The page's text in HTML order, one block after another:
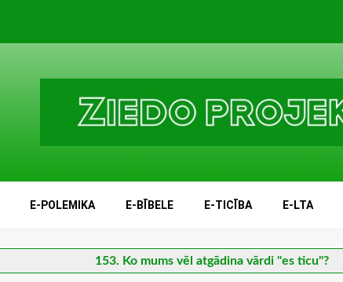
E-POLEMIKA E-BĪBELE E-TICĪBA E-LTA
153. Ko mums vēl atgādina vārdi "es ticu"?